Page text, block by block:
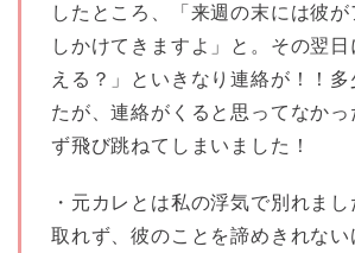
したところ、「来週の末には彼
しかけてきますよ」と。その翌
える？」といきなり連絡が！！多
たが、連絡がくると思ってなかっ
ず飛び跳ねてしまいました！
・元カレとは私の浮気で別れま
取れず、彼のことを諦めきれない